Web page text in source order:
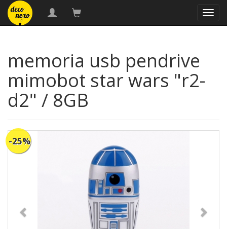
memoria usb pendrive
mimobot star wars "r2-
d2" / 8GB
-25%